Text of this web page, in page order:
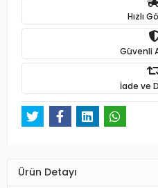
Hızlı
Güvenli
İade ve
Ürün Detayı